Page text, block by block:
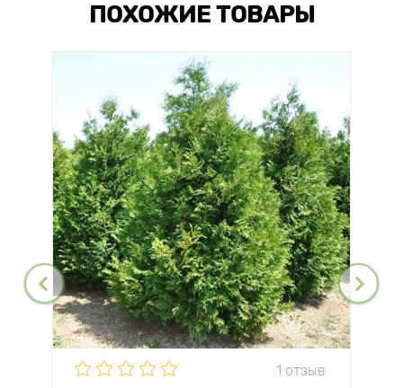
ПОХОЖИЕ ТОВАРЫ
1 отзыв